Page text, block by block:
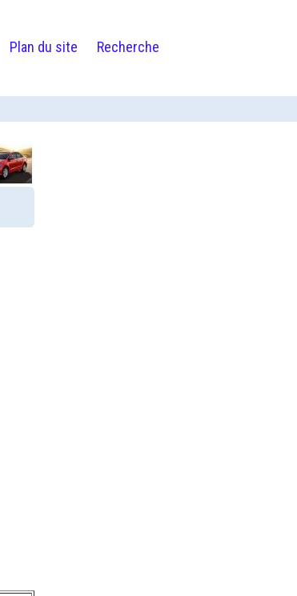
Plan du site Recherche